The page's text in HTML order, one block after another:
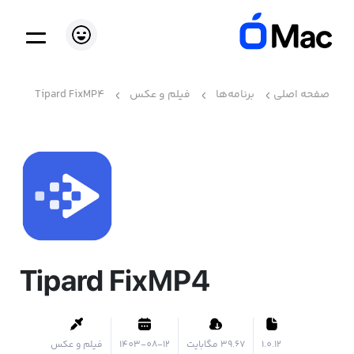
صفحه اصلی برنامه‌ها فیلم و عکس Tipard FixMP4
Tipard FixMP4
1.0.12 ۳۹.۶۷ مگابایت 1403-08-12 فیلم و عکس